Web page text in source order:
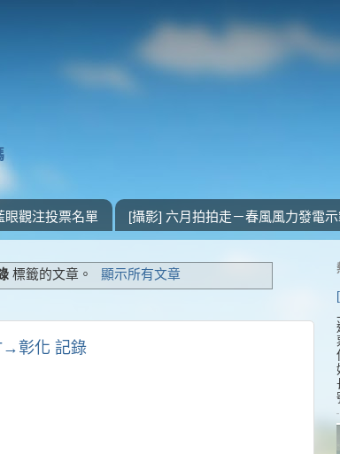
眼觀注投票名單 [攝影] 六月拍拍走－春風風力發電
標籤的文章。 顯示所有文章
→彰化 記錄